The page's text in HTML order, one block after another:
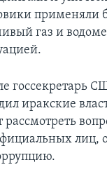
применяли
газ и
госсекретарь
иракские
лиц,